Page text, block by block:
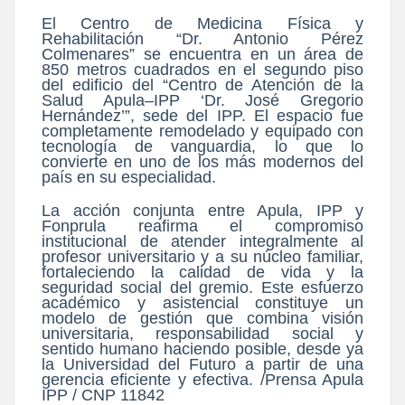
El Centro de Medicina Física y
Rehabilitación “Dr. Antonio Pérez
Colmenares” se encuentra en un área de
850 metros cuadrados en el segundo piso
del edificio del “Centro de Atención de la
Salud Apula–IPP ‘Dr. José Gregorio
Hernández’”, sede del IPP. El espacio fue
completamente remodelado y equipado con
tecnología de vanguardia, lo que lo
convierte en uno de los más modernos del
país en su especialidad.
La acción conjunta entre Apula, IPP y
Fonprula reafirma el compromiso
institucional de atender integralmente al
profesor universitario y a su núcleo familiar,
fortaleciendo la calidad de vida y la
seguridad social del gremio. Este esfuerzo
académico y asistencial constituye un
modelo de gestión que combina visión
universitaria, responsabilidad social y
sentido humano haciendo posible, desde ya
la Universidad del Futuro a partir de una
gerencia eficiente y efectiva. /Prensa Apula
IPP / CNP 11842